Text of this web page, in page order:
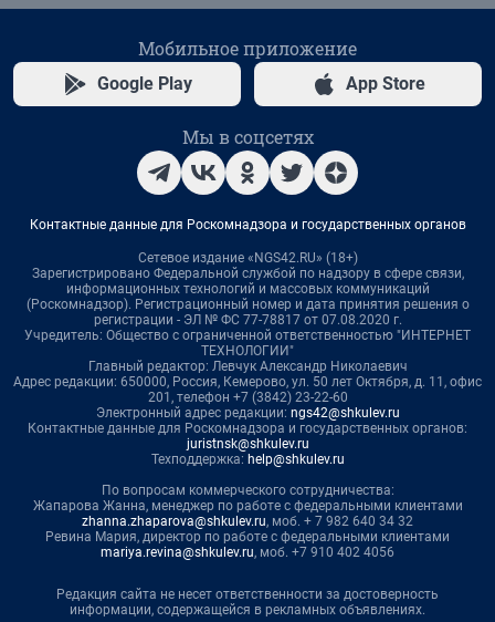
Мобильное приложение
Google Play App Store
Мы в соцсетях
Контактные данные для Роскомнадзора и государственных органов
Сетевое издание «NGS42.RU» (18+)
Зарегистрировано Федеральной службой по надзору в сфере связи,
информационных технологий и массовых коммуникаций
(Роскомнадзор). Регистрационный номер и дата принятия решения о
регистрации - ЭЛ № ФС 77-78817 от 07.08.2020 г.
Учредитель: Общество с ограниченной ответственностью "ИНТЕРНЕТ
ТЕХНОЛОГИИ"
Главный редактор: Левчук Александр Николаевич
Адрес редакции: 650000, Россия, Кемерово, ул. 50 лет Октября, д. 11, офис
201, телефон +7 (3842) 23-22-60
Электронный адрес редакции: ngs42@shkulev.ru
Контактные данные для Роскомнадзора и государственных органов:
juristnsk@shkulev.ru
Техподдержка: help@shkulev.ru
По вопросам коммерческого сотрудничества:
Жапарова Жанна, менеджер по работе с федеральными клиентами
zhanna.zhaparova@shkulev.ru, моб. + 7 982 640 34 32
Ревина Мария, директор по работе с федеральными клиентами
mariya.revina@shkulev.ru, моб. +7 910 402 4056
Редакция сайта не несет ответственности за достоверность
информации, содержащейся в рекламных объявлениях.